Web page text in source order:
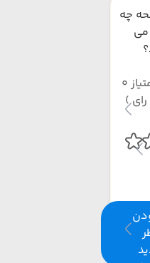
چه
می
میانگین امتیاز 0